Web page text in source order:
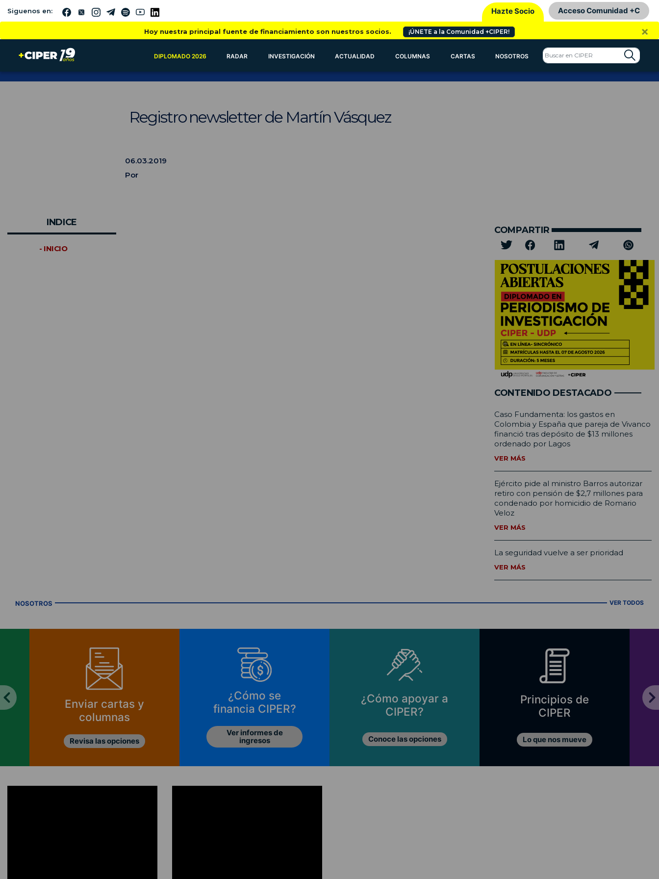
Siguenos en: Hazte Socio Acceso Comunidad +C
Hoy nuestra principal fuente de financiamiento son nuestros socios. ¡ÚNETE a la Comunidad +CIPER! ×
DIPLOMADO 2026 RADAR INVESTIGACIÓN ACTUALIDAD COLUMNAS CARTAS NOSOTROS
Registro newsletter de Martín Vásquez
06.03.2019
Por
INDICE
- INICIO
COMPARTIR
CONTENIDO DESTACADO
Caso Fundamenta: los gastos en
Colombia y España que pareja de Vivanco
financió tras depósito de $13 millones
ordenado por Lagos
VER MÁS
Ejército pide al ministro Barros autorizar
retiro con pensión de $2,7 millones para
condenado por homicidio de Romario
Veloz
VER MÁS
La seguridad vuelve a ser prioridad
VER MÁS
NOSOTROS VER TODOS
Enviar cartas y
columnas
Revisa las opciones
¿Cómo se
financia CIPER?
Ver informes de
ingresos
¿Cómo apoyar a
CIPER?
Conoce las opciones
Principios de
CIPER
Lo que nos mueve